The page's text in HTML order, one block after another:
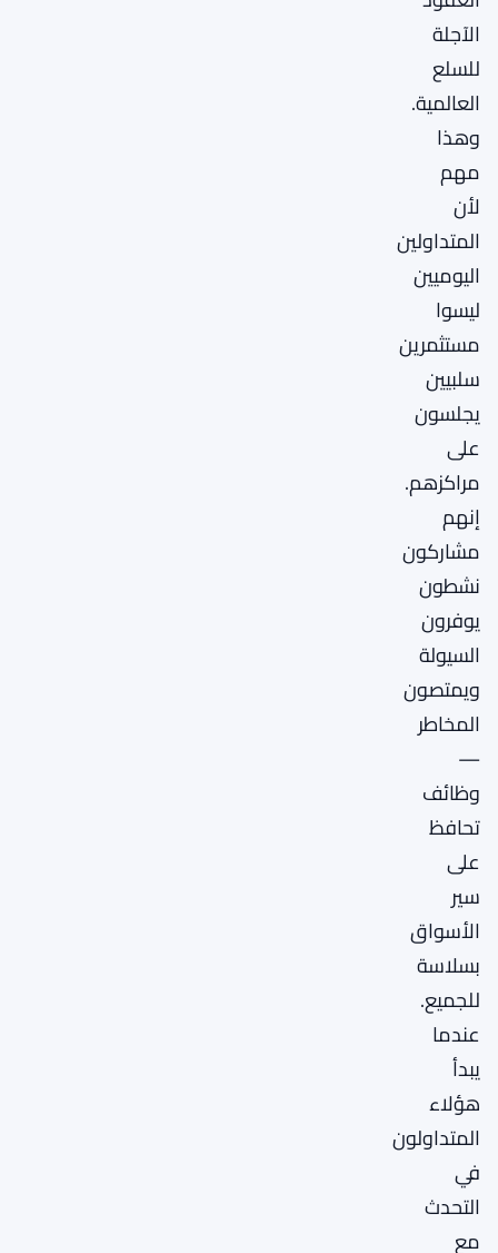
الآجلة
للسلع
العالمية.
وهذا
مهم
لأن
المتداولين
اليوميين
ليسوا
مستثمرين
سلبيين
يجلسون
على
مراكزهم.
إنهم
مشاركون
نشطون
يوفرون
السيولة
ويمتصون
المخاطر
—
وظائف
تحافظ
على
سير
الأسواق
بسلاسة
للجميع.
عندما
يبدأ
هؤلاء
المتداولون
في
التحدث
مع